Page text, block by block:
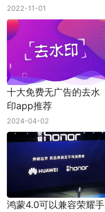
太过火爆瞬间告罄！
2022-11-01
十大免费无广告的去水
印app推荐
2024-04-02
鸿蒙4.0可以兼容荣耀手